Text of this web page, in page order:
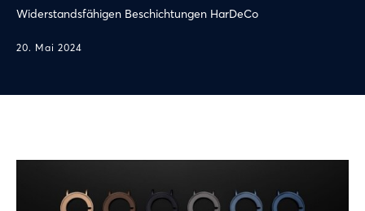
Widerstandsfähigen Beschichtungen HarDeCo
20. Mai 2024